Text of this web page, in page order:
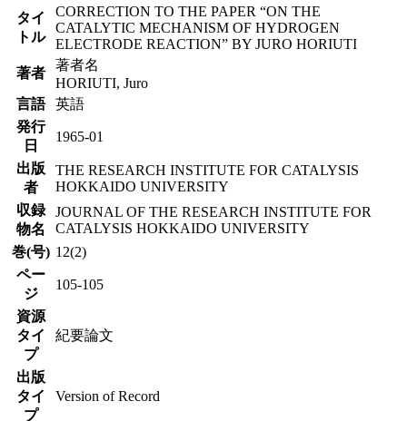
タイ
トル
CORRECTION TO THE PAPER “ON THE
CATALYTIC MECHANISM OF HYDROGEN
ELECTRODE REACTION” BY JURO HORIUTI
著者
著者名
HORIUTI, Juro
言語
英語
発行
日
1965-01
出版
者
THE RESEARCH INSTITUTE FOR CATALYSIS
HOKKAIDO UNIVERSITY
収録
物名
JOURNAL OF THE RESEARCH INSTITUTE FOR
CATALYSIS HOKKAIDO UNIVERSITY
巻(号) 12(2)
ペー
ジ
105-105
資源
タイ
プ
紀要論文
出版
タイ
プ
Version of Record